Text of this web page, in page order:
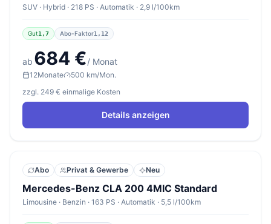
SUV · Hybrid · 218 PS · Automatik · 2,9 l/100km
Gut1,7 Abo-Faktor1,12
ab 684 €/ Monat
12Monate
500 km/Mon.
zzgl. 249 € einmalige Kosten
Details anzeigen
Abo Privat & Gewerbe Neu
Mercedes-Benz CLA 200 4MIC Standard
Limousine · Benzin · 163 PS · Automatik · 5,5 l/100km